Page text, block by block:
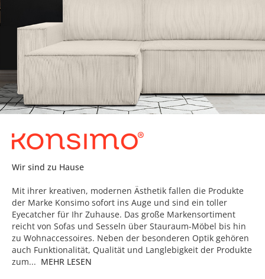
Wir sind zu Hause
Mit ihrer kreativen, modernen Ästhetik fallen die Produkte
der Marke Konsimo sofort ins Auge und sind ein toller
Eyecatcher für Ihr Zuhause. Das große Markensortiment
reicht von Sofas und Sesseln über Stauraum-Möbel bis hin
zu Wohnaccessoires. Neben der besonderen Optik gehören
auch Funktionalität, Qualität und Langlebigkeit der Produkte
zum... MEHR LESEN